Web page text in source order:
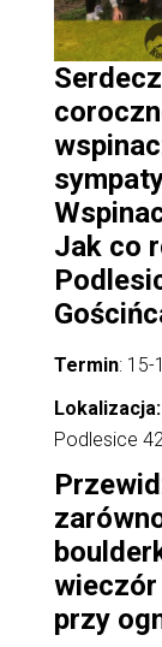
Jak co
Termin: 15-
Lokalizacja:
Podlesice
przy